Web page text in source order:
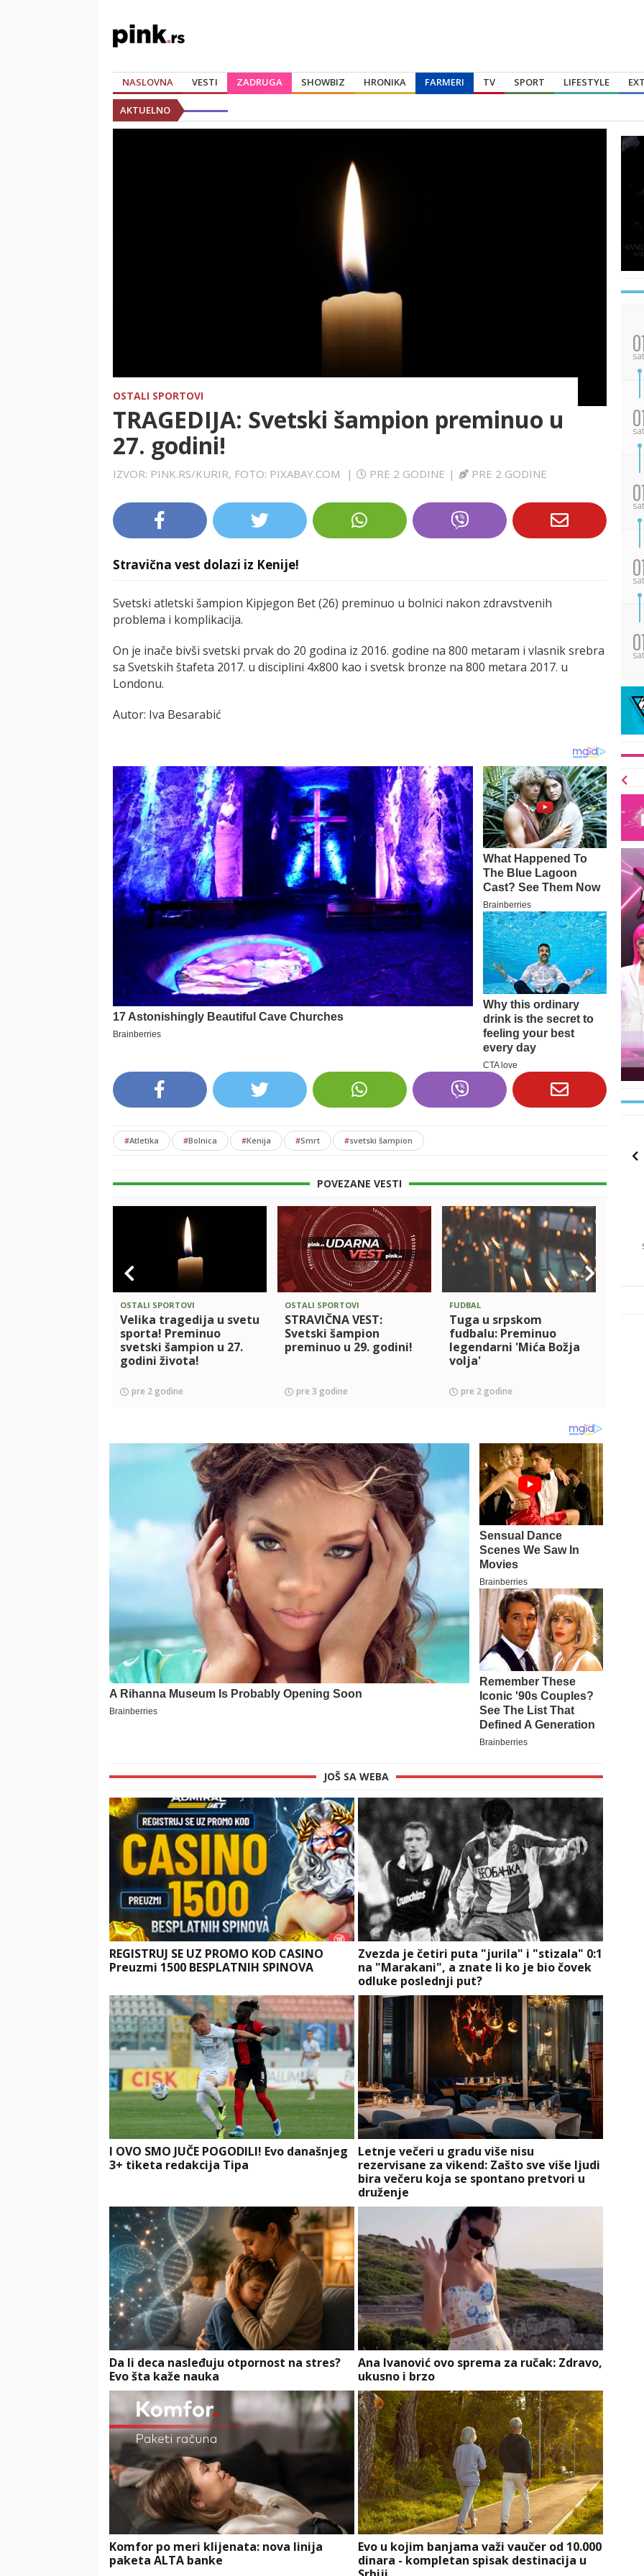
NASLOVNA VESTI ZADRUGA SHOWBIZ HRONIKA FARMERI TV SPORT LIFESTYLE
AKTUELNO
OSTALI SPORTOVI
TRAGEDIJA: Svetski šampion preminuo u
27. godini!
IZVOR: PINK.RS/KURIR, FOTO: PIXABAY.COM | PRE 2 GODINE | PRE 2 GODINE
Stravična vest dolazi iz Kenije!
Svetski atletski šampion Kipjegon Bet (26) preminuo u bolnici nakon zdravstvenih
problema i komplikacija.
On je inače bivši svetski prvak do 20 godina iz 2016. godine na 800 metaram i vlasnik srebra
sa Svetskih štafeta 2017. u disciplini 4x800 kao i svetsk bronze na 800 metara 2017. u
Londonu.
Autor: Iva Besarabić
#Atletika #Bolnica #Kenija #Smrt #svetski šampion
POVEZANE VESTI
OSTALI SPORTOVI
Velika tragedija u svetu
sporta! Preminuo
svetski šampion u 27.
godini života!
pre 2 godine
OSTALI SPORTOVI
STRAVIČNA VEST:
Svetski šampion
preminuo u 29. godini!
pre 3 godine
FUDBAL
Tuga u srpskom
fudbalu: Preminuo
legendarni 'Mića Božja
volja'
pre 2 godine
JOŠ SA WEBA
REGISTRUJ SE UZ PROMO KOD CASINO
Preuzmi 1500 BESPLATNIH SPINOVA
Zvezda je četiri puta "jurila" i "stizala" 0:1
na "Marakani", a znate li ko je bio čovek
odluke poslednji put?
I OVO SMO JUČE POGODILI! Evo današnjeg
3+ tiketa redakcija Tipa
Letnje večeri u gradu više nisu
rezervisane za vikend: Zašto sve više ljudi
bira večeru koja se spontano pretvori u
druženje
Da li deca nasleđuju otpornost na stres?
Evo šta kaže nauka
Ana Ivanović ovo sprema za ručak: Zdravo,
ukusno i brzo
Komfor po meri klijenata: nova linija
paketa ALTA banke
Evo u kojim banjama važi vaučer od 10.000
dinara - kompletan spisak destinacija u
sat
sat
sat
sat
sat